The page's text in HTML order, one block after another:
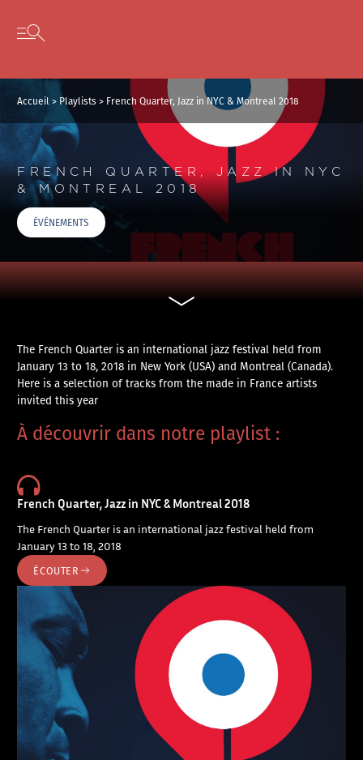
Skip to content
Open secondary menu
Accueil > Playlists > French Quarter, Jazz in NYC & Montreal 2018
FRENCH QUARTER, JAZZ IN NYC
& MONTREAL 2018
ÉVÉNEMENTS
The French Quarter is an international jazz festival held from
January 13 to 18, 2018 in New York (USA) and Montreal (Canada).
Here is a selection of tracks from the made in France artists
invited this year
À découvrir dans notre playlist :
French Quarter, Jazz in NYC & Montreal 2018
The French Quarter is an international jazz festival held from
January 13 to 18, 2018
ÉCOUTER